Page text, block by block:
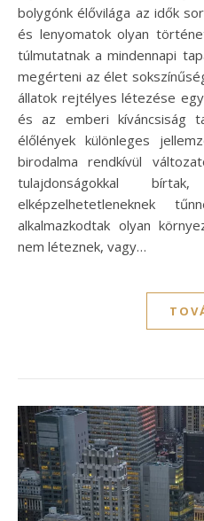
bolygónk élővilága az idők
és lenyomatok olyan
túlmutatnak a mindennapi
megérteni az élet
állatok rejtélyes létezése
és az emberi kíváncsiság
élőlények különleges
birodalma rendkívül
tulajdonságokkal
elképzelhetetleneknek
alkalmazkodtak olyan
nem léteznek, vagy…